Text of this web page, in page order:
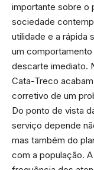
importante sobre o
sociedade
utilidade e a rápida
um
descarte imediato.
Cata-Treco
corretivo de um
Do ponto de vista
serviço depende
mas também do
com a população.